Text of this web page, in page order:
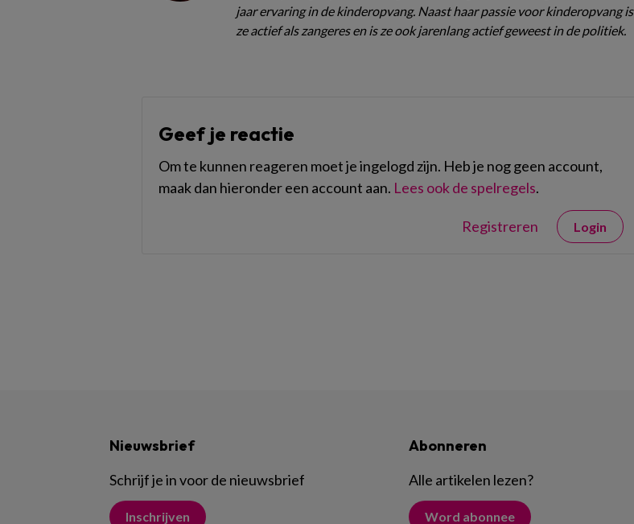
jaar ervaring in de kinderopvang. Naast haar passie voor kinderopvang is
ze actief als zangeres en is ze ook jarenlang actief geweest in de politiek.
Geef je reactie
Om te kunnen reageren moet je ingelogd zijn. Heb je nog geen account,
maak dan hieronder een account aan. Lees ook de spelregels.
Registreren Login
Nieuwsbrief
Schrijf je in voor de nieuwsbrief
Inschrijven
Abonneren
Alle artikelen lezen?
Word abonnee